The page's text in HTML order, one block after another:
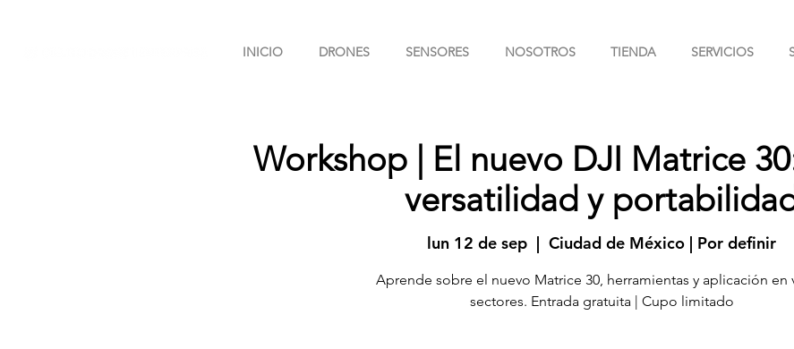
INICIO DRONES SENSORES NOSOTROS TIENDA SERVICIOS
Workshop | El nuevo DJI Matrice
versatilidad y portabilidad
lun 12 de sep
  |
Ciudad de México | Por definir
Aprende sobre el nuevo Matrice 30, herramientas y aplicación en
sectores. Entrada gratuita | Cupo limitado